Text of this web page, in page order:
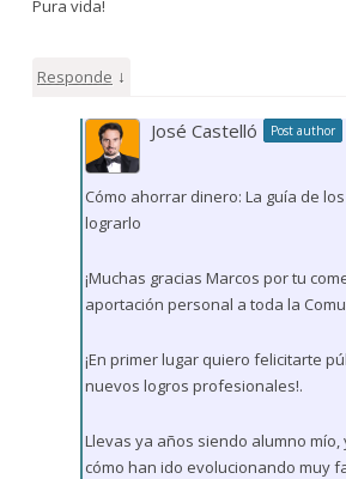
Pura vida!
Responde ↓
José Castelló Post author
Cómo ahorrar dinero: La guía de
lograrlo
¡Muchas gracias Marcos por tu
aportación personal a toda la
¡En primer lugar quiero felicitarte
nuevos logros profesionales!.
Llevas ya años siendo alumno
cómo han ido evolucionando muy